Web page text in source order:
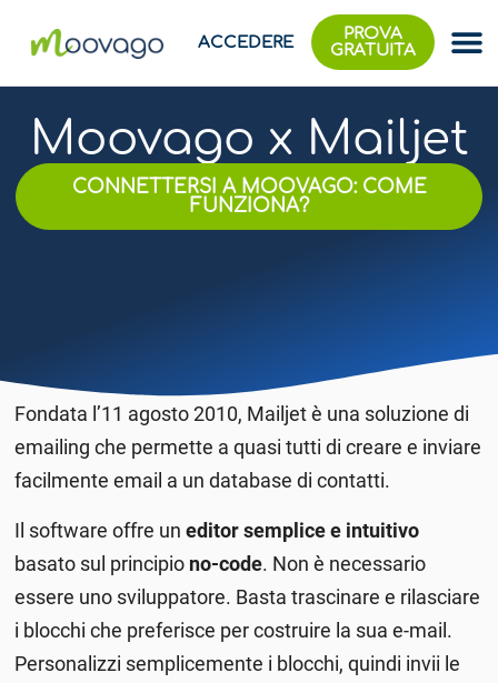
ACCEDERE
PROVA
GRATUITA
Moovago x Mailjet
CONNETTERSI A MOOVAGO: COME
FUNZIONA?
Fondata l’11 agosto 2010, Mailjet è una soluzione di
emailing che permette a quasi tutti di creare e inviare
facilmente email a un database di contatti.
Il software offre uneditor semplice e intuitivo
basato sul principio no-code. Non è necessario
essere uno sviluppatore. Basta trascinare e rilasciare
i blocchi che preferisce per costruire la sua e-mail.
Personalizzi semplicemente i blocchi, quindi invii le